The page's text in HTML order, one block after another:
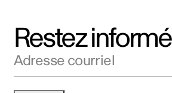
Restez informé